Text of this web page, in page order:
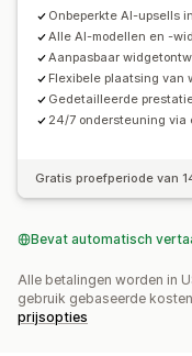
Doorklikpercentages
Onbeperkte AI-upsells
Alle AI-modellen en -
Aanpasbaar
Flexibele plaatsing van
Gedetailleerde
24/7 ondersteuning via
Gratis proefperiode van
Bevat automatisch
Alle betalingen worden in
gebruik gebaseerde
prijsopties